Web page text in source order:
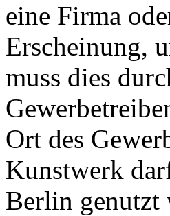
eine Firma
Erscheinung,
muss dies
Ort des
Kunstwerk
Berlin genutzt